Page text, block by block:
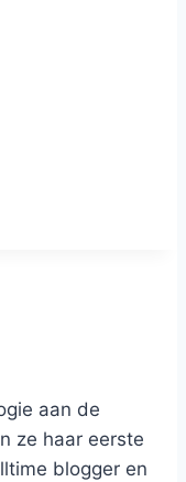
aan de
ze haar eerste
blogger en